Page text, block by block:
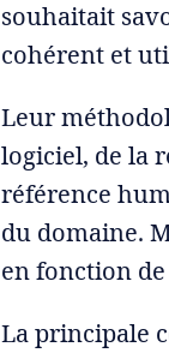
souhaitait
cohérent et
Leur
logiciel, de la
référence
du domaine.
en fonction
La principale